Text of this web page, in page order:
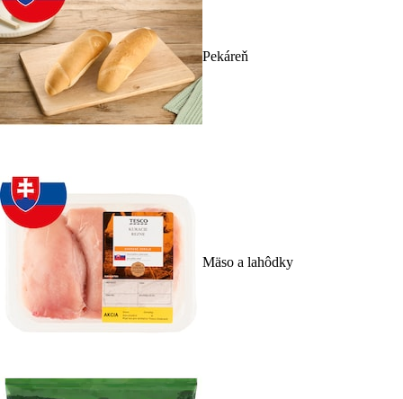
Pekáreň
Mäso a lahôdky